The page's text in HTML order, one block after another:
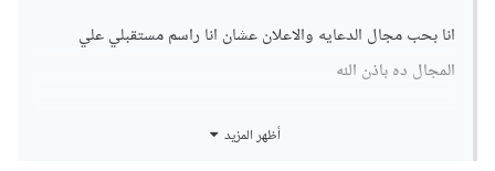
انا بحب مجال الدعايه والاعلان عشان انا راسم مستقبلي علي
المجال ده باذن الله
يعني هافتح استديو وكده فهمني
أظهر المزيد